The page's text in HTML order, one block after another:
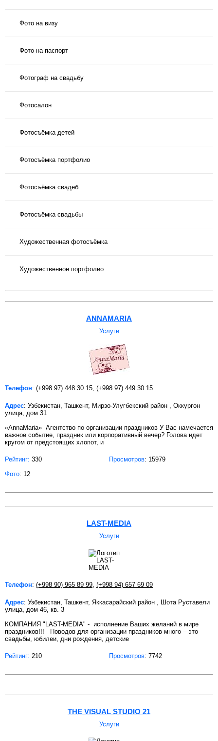
Фото на визу
Фото на паспорт
Фотограф на свадьбу
Фотосалон
Фотосъёмка детей
Фотосъёмка портфолио
Фотосъёмка свадеб
Фотосъёмка свадьбы
Художественная фотосъёмка
Художественное портфолио
ANNAMARIA
Услуги
Телефон: (+998 97) 448 30 15, (+998 97) 449 30 15
Адрес: Узбекистан, Ташкент, Мирзо-Улугбекский район , Оккургон
улица, дом 31
«AnnaMaria» Агентство по организации праздников У Вас намечается
важное событие, праздник или корпоративный вечер? Голова идет
кругом от предстоящих хлопот, и
Рейтинг: 330 Просмотров: 15979
Фото: 12
LAST-MEDIA
Услуги
Телефон: (+998 90) 965 89 99, (+998 94) 657 69 09
Адрес: Узбекистан, Ташкент, Яккасарайский район , Шота Руставели
улица, дом 46, кв. 3
КОМПАНИЯ "LAST-MEDIA" - исполнение Ваших желаний в мире
праздников!!! Поводов для организации праздников много – это
свадьбы, юбилеи, дни рождения, детские
Рейтинг: 210 Просмотров: 7742
THE VISUAL STUDIO 21
Услуги